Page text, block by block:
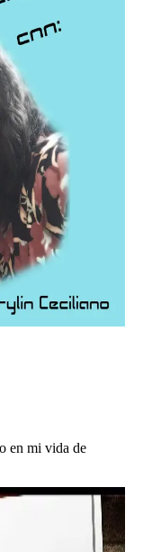
en mi vida de